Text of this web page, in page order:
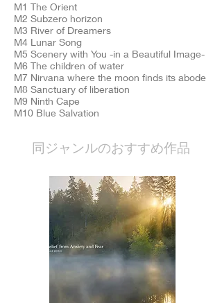
M1 The Orient
M2 Subzero horizon
M3 River of Dreamers
M4 Lunar Song
M5 Scenery with You -in a Beautiful Image-
M6 The children of water
M7 Nirvana where the moon finds its abode
M8 Sanctuary of liberation
M9 Ninth Cape
M10 Blue Salvation
​同ジャンルのおすすめ作品